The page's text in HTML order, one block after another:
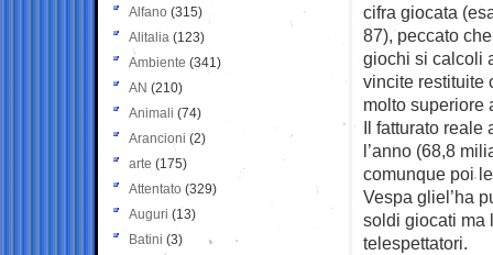
cifra giocata
87), peccato
giochi si calcoli
vincite restituite
molto superiore
Il fatturato reale
l’anno (68,8
comunque poi
Vespa gliel’ha
soldi giocati ma
telespettatori.
Alfano (315)
Alitalia (123)
Ambiente (341)
AN (210)
Animali (74)
Arancioni (2)
arte (175)
Attentato (329)
Auguri (13)
Batini (3)